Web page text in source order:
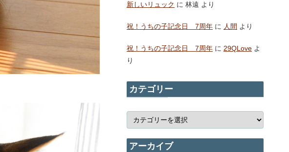
新しいリュック に 林遠 より
祝！うちの子記念日 7周年 に 人間 より
祝！うちの子記念日 7周年 に 29QLove よ
り
カテゴリー
アーカイブ